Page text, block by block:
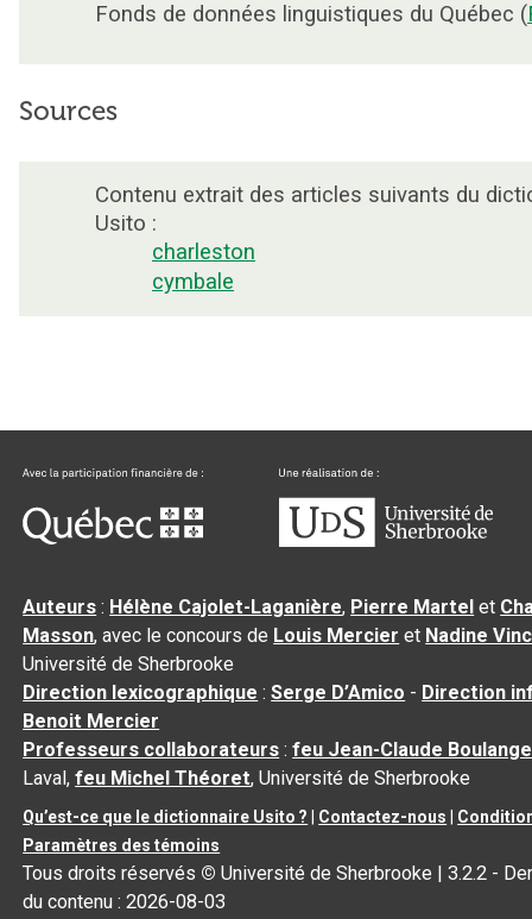
Fonds de données linguistiques du Québec (
Sources
Contenu extrait des articles suivants du
Usito :
charleston
cymbale
Auteurs : Hélène Cajolet-Laganière, Pierre Martel et
Masson, avec le concours de Louis Mercier et Nadine
Université de Sherbrooke
Direction lexicographique :Serge D’Amico - Direction
Benoit Mercier
Professeurs collaborateurs :feu Jean-Claude
Laval,feu Michel Théoret, Université de Sherbrooke
Qu’est-ce que le dictionnaire Usito ? Contactez-nous
Paramètres des témoins
Tous droits réservés © Université de Sherbrooke |3.2.2 -
du contenu :2026-08-03